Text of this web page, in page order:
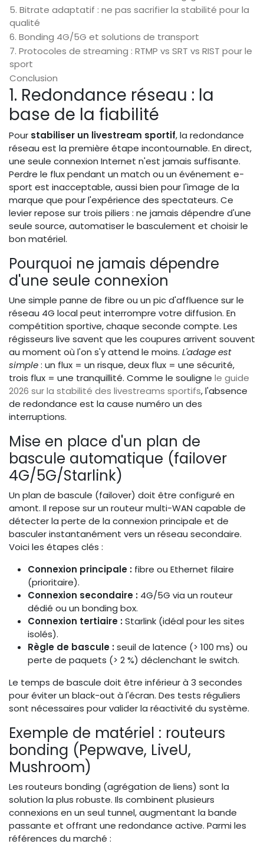
5. Bitrate adaptatif : ne pas sacrifier la stabilité pour la
qualité
6. Bonding 4G/5G et solutions de transport
7. Protocoles de streaming : RTMP vs SRT vs RIST pour le
sport
Conclusion
1. Redondance réseau : la
base de la fiabilité
Pour stabiliser un livestream sportif, la redondance
réseau est la première étape incontournable. En direct,
une seule connexion Internet n'est jamais suffisante.
Perdre le flux pendant un match ou un événement e-
sport est inacceptable, aussi bien pour l'image de la
marque que pour l'expérience des spectateurs. Ce
levier repose sur trois piliers : ne jamais dépendre d'une
seule source, automatiser le basculement et choisir le
bon matériel.
Pourquoi ne jamais dépendre
d'une seule connexion
Une simple panne de fibre ou un pic d'affluence sur le
réseau 4G local peut interrompre votre diffusion. En
compétition sportive, chaque seconde compte. Les
régisseurs live savent que les coupures arrivent souvent
au moment où l'on s'y attend le moins. L'adage est
simple: un flux = un risque, deux flux = une sécurité,
trois flux = une tranquillité. Comme le souligne le guide
2026 sur la stabilité des livestreams sportifs, l'absence
de redondance est la cause numéro un des
interruptions.
Mise en place d'un plan de
bascule automatique (failover
4G/5G/Starlink)
Un plan de bascule (failover) doit être configuré en
amont. Il repose sur un routeur multi-WAN capable de
détecter la perte de la connexion principale et de
basculer instantanément vers un réseau secondaire.
Voici les étapes clés :
Connexion principale : fibre ou Ethernet filaire
(prioritaire).
Connexion secondaire : 4G/5G via un routeur
dédié ou un bonding box.
Connexion tertiaire :Starlink (idéal pour les sites
isolés).
Règle de bascule :seuil de latence (> 100 ms) ou
perte de paquets (> 2 %) déclenchant le switch.
Le temps de bascule doit être inférieur à 3 secondes
pour éviter un black-out à l'écran. Des tests réguliers
sont nécessaires pour valider la réactivité du système.
Exemple de matériel : routeurs
bonding (Pepwave, LiveU,
Mushroom)
Les routeurs bonding (agrégation de liens) sont la
solution la plus robuste. Ils combinent plusieurs
connexions en un seul tunnel, augmentant la bande
passante et offrant une redondance active. Parmi les
références du marché :